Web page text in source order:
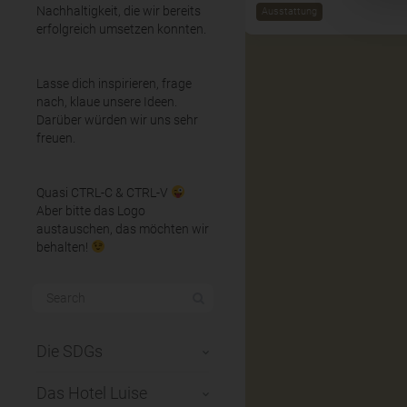
Nachhaltigkeit, die wir bereits
erfolgreich umsetzen konnten.
Lasse dich inspirieren, frage
nach, klaue unsere Ideen.
Darüber würden wir uns sehr
freuen.
Quasi CTRL-C & CTRL-V
Aber bitte das Logo
austauschen, das möchten wir
behalten!
Die SDGs
Das Hotel Luise
Ausstattung